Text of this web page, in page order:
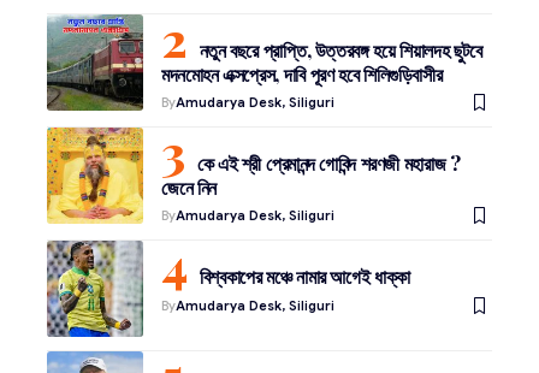
নতুন বছরে প্রাপ্তি, উত্তরবঙ্গ হয়ে শিয়ালদহ ছুটবে
মদনমোহন এক্সপ্রেস, দাবি পূরণ হবে শিলিগুড়িবাসীর
ByAmudarya Desk, Siliguri
কে এই শ্রী প্রেমানন্দ গোবিন্দ শরণজী মহারাজ ?
জেনে নিন
ByAmudarya Desk, Siliguri
বিশ্বকাপের মঞ্চে নামার আগেই ধাক্কা
ByAmudarya Desk, Siliguri